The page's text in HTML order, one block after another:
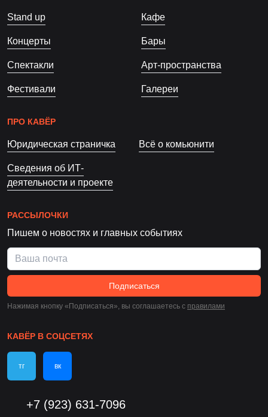
Stand up
Концерты
Спектакли
Фестивали
Кафе
Бары
Арт-пространства
Галереи
ПРО КАВЁР
Юридическая страничка Всё о комьюнити
Сведения об ИТ-
деятельности и проекте
РАССЫЛОЧКИ
Пишем о новостях и главных событиях
Подписаться
Нажимая кнопку «Подписаться», вы соглашаетесь c правилами
КАВЁР В СОЦСЕТЯХ
тг вк
+7 (923) 631-7096